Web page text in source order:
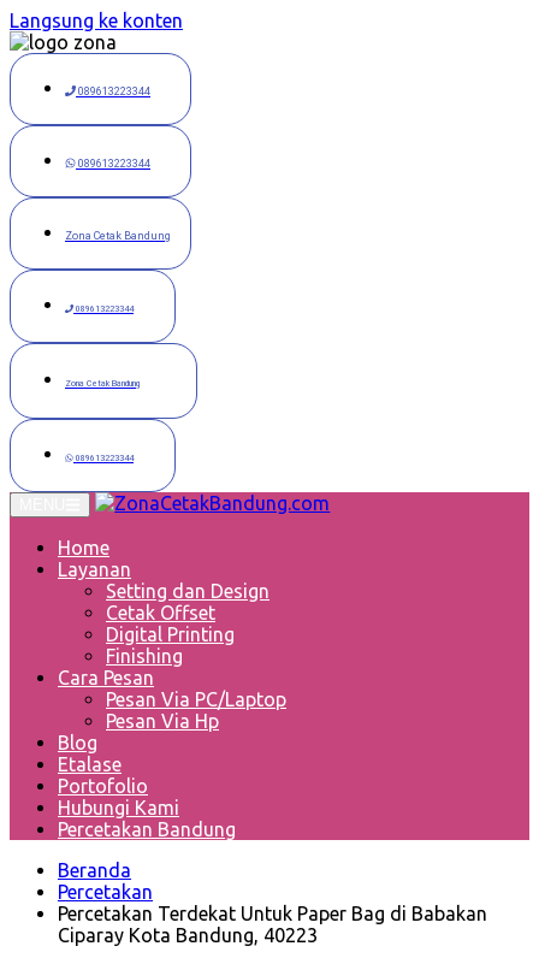
Langsung ke konten
089613223344
089613223344
Zona Cetak Bandung
089613223344
Zona Cetak Bandung
089613223344
Home
Layanan
Setting dan Design
Cetak Offset
Digital Printing
Finishing
Cara Pesan
Pesan Via PC/Laptop
Pesan Via Hp
Blog
Etalase
Portofolio
Hubungi Kami
Percetakan Bandung
Beranda
Percetakan
Percetakan Terdekat Untuk Paper Bag di Babakan
Ciparay Kota Bandung, 40223